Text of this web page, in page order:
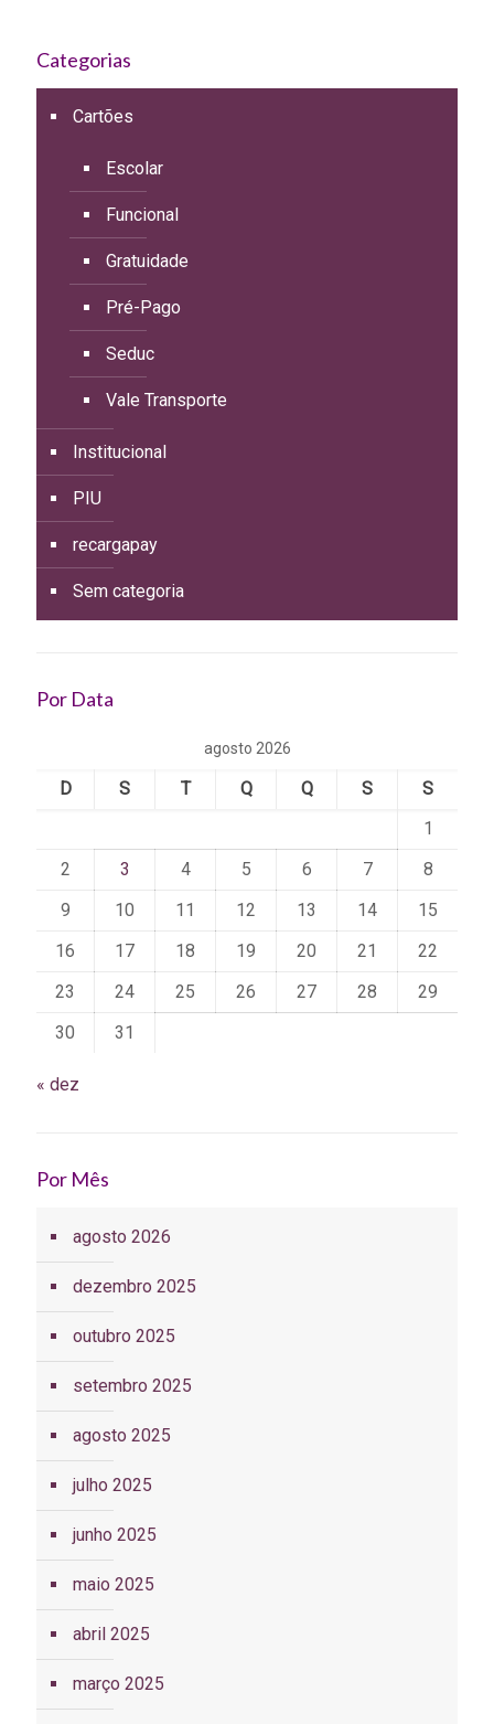
Categorias
Cartões
Escolar
Funcional
Gratuidade
Pré-Pago
Seduc
Vale Transporte
Institucional
PIU
recargapay
Sem categoria
Por Data
agosto 2026
D S T Q Q S
S
1
2
3 4 5 6 7
8
9
10 11 12 13 14
15
16
17 18 19 20 21
22
23
24 25 26 27 28
29
30
31
« dez
Por Mês
agosto 2026
dezembro 2025
outubro 2025
setembro 2025
agosto 2025
julho 2025
junho 2025
maio 2025
abril 2025
março 2025